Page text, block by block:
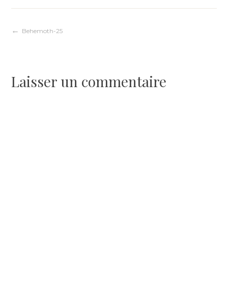
Navigation
l’article
Behemoth-25
Laisser un commentaire